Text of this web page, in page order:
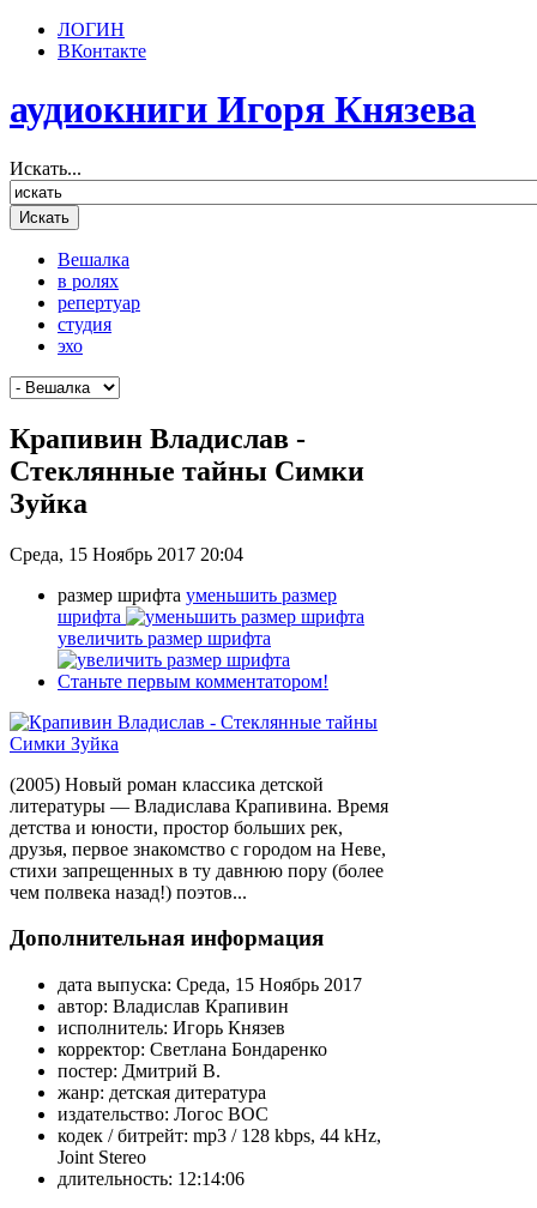
ЛОГИН
ВКонтакте
аудиокниги Игоря Князева
Искать...
Вешалка
в ролях
репертуар
студия
эхо
Крапивин Владислав -
Стеклянные тайны Симки
Зуйка
Среда, 15 Ноябрь 2017 20:04
размер шрифта уменьшить размер
шрифта
увеличить размер шрифта
Станьте первым комментатором!
(2005) Новый роман классика детской
литературы — Владислава Крапивина. Время
детства и юности, простор больших рек,
друзья, первое знакомство с городом на Неве,
стихи запрещенных в ту давнюю пору (более
чем полвека назад!) поэтов...
Дополнительная информация
дата выпуска: Среда, 15 Ноябрь 2017
автор: Владислав Крапивин
исполнитель: Игорь Князев
корректор: Светлана Бондаренко
постер: Дмитрий В.
жанр: детская дитература
издательство: Логос ВОС
кодек / битрейт: mp3 / 128 kbps, 44 kHz,
Joint Stereo
длительность: 12:14:06